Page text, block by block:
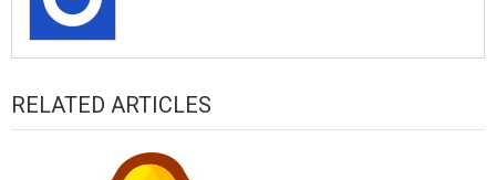
RELATED ARTICLES